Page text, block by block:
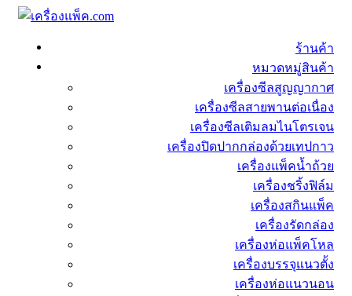
ร้านค้า
หมวดหมู่สินค้า
เครื่องซีลสูญญากาศ
เครื่องซีลสายพานต่อเนื่อง
เครื่องซีลเติมลมไนโตรเจน
เครื่องปิดปากกล่องด้วยเทปกาว
เครื่องแพ็คน้ำถ้วย
เครื่องชริ้งฟิล์ม
เครื่องสกินแพ็ค
เครื่องรัดกล่อง
เครื่องห่อแพ็คโหล
เครื่องบรรจุแนวตั้ง
เครื่องห่อแนวนอน